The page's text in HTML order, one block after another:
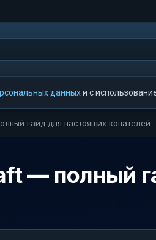
данныхи с
гайд для настоящих копателей
— полный